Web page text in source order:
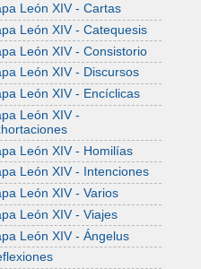
León XIV - Cartas
León XIV - Catequesis
León XIV - Consistorio
León XIV - Discursos
León XIV - Encíclicas
León XIV -
León XIV - Homilías
León XIV - Intenciones
León XIV - Varios
León XIV - Viajes
León XIV - Ángelus